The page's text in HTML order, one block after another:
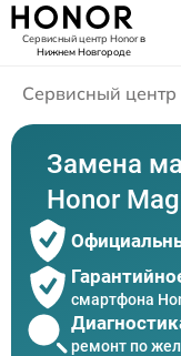
Сервисный центр Honorв
Нижнем Новгороде
Сервисный центр
Замена
Honor
смартфона
ремонт по